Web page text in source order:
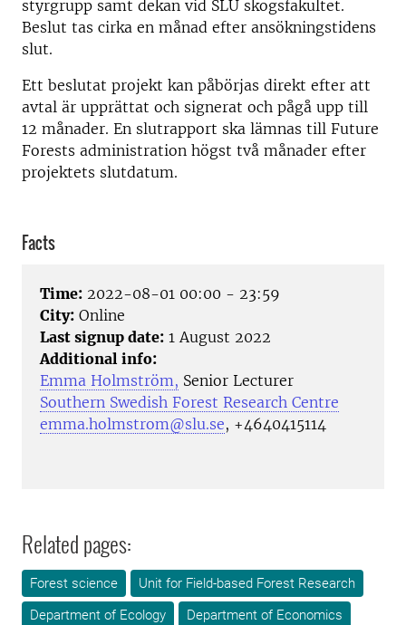
styrgrupp samt dekan vid SLU skogsfakultet.
Beslut tas cirka en månad efter ansökningstidens
slut.
Ett beslutat projekt kan påbörjas direkt efter att
avtal är upprättat och signerat och pågå upp till
12 månader. En slutrapport ska lämnas till Future
Forests administration högst två månader efter
projektets slutdatum.
Facts
Time: 2022-08-01 00:00 - 23:59
City: Online
Last signup date: 1 August 2022
Additional info:
Emma Holmström, Senior Lecturer
Southern Swedish Forest Research Centre
emma.holmstrom@slu.se, +4640415114
Related pages:
Forest science
Unit for Field-based Forest Research
Department of Ecology
Department of Economics